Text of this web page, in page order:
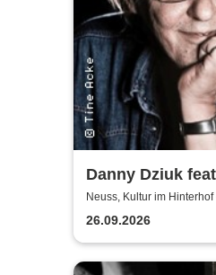
Danny Dziuk
Kultur im
Neuss, Kultur im
26.09.2026